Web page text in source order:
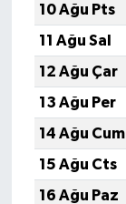
10 Ağu Pts
11 Ağu Sal
12 Ağu Çar
13 Ağu Per
14 Ağu Cum
15 Ağu Cts
16 Ağu Paz